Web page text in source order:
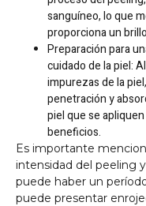
sanguíneo, lo que
proporciona un
Preparación para
cuidado de la piel:
impurezas de la
penetración y
piel que se
beneficios.
Es importante
intensidad del peeling
puede haber un
puede presentar